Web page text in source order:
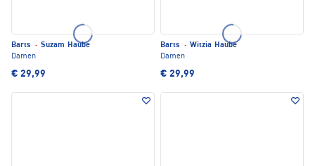
Barts · Suzam Haube
Damen
€ 29,99
Barts · Witzia Haube
Damen
€ 29,99